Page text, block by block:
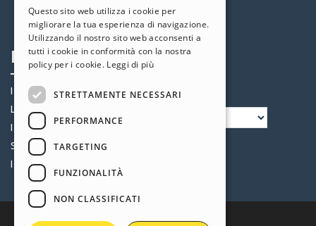
Offerte
Profilo
I miei post
Le mie Licenze
I miei Download
Spazio Web
I miei Crediti
Seguici
GERMAN
SPANISH
POLISH
Questo sito web utilizza i cookie per
migliorare la tua esperienza di navigazione.
Utilizzando il nostro sito web acconsenti a
tutti i cookie in conformità con la nostra
policy per i cookie. Leggi di più
STRETTAMENTE NECESSARI
PERFORMANCE
TARGETING
FUNZIONALITÀ
NON CLASSIFICATI